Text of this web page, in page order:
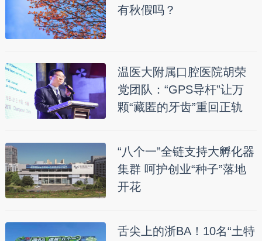
有秋假吗？
温医大附属口腔医院胡荣
党团队：“GPS导杆”让万
颗“藏匿的牙齿”重回正轨
“八个一”全链支持大孵化器
集群 呵护创业“种子”落地
开花
舌尖上的浙BA！10名“土特